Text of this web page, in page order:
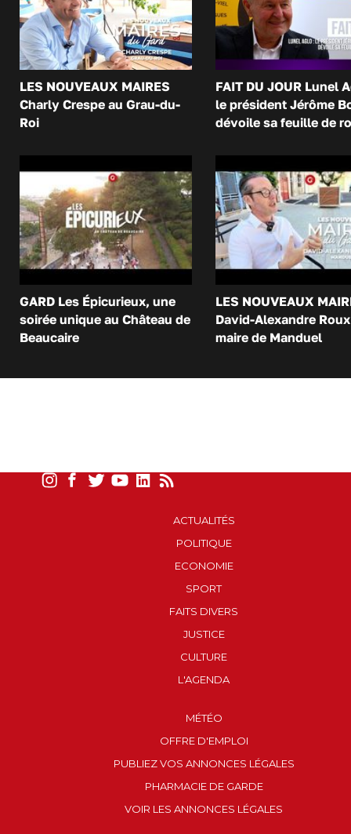
LES NOUVEAUX MAIRES
Charly Crespe au Grau-du-
Roi
FAIT DU JOUR Lunel
le président Jérôme
dévoile sa feuille de
GARD Les Épicurieux, une
soirée unique au Château de
Beaucaire
LES NOUVEAUX
David-Alexandre
maire de Manduel
ACTUALITÉS
POLITIQUE
ECONOMIE
SPORT
FAITS DIVERS
JUSTICE
CULTURE
L'AGENDA
MÉTÉO
OFFRE D'EMPLOI
PUBLIEZ VOS ANNONCES LÉGALES
PHARMACIE DE GARDE
VOIR LES ANNONCES LÉGALES